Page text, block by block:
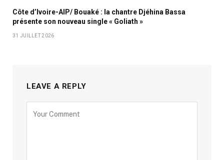
Côte d’Ivoire-AIP/ Bouaké : la chantre Djéhina Bassa
présente son nouveau single « Goliath »
31 JUILLET 2026
LEAVE A REPLY